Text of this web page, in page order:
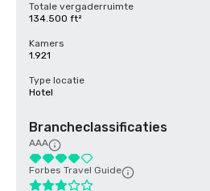
Totale vergaderruimte
134.500 ft²
Kamers
1.921
Type locatie
Hotel
Brancheclassificaties
AAA
Forbes Travel Guide